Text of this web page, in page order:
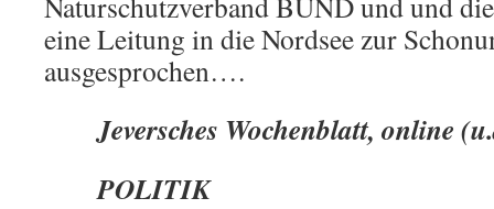
eine Leitung in die Nordsee zur
ausgesprochen….
Jeversches Wochenblatt, online
POLITIK